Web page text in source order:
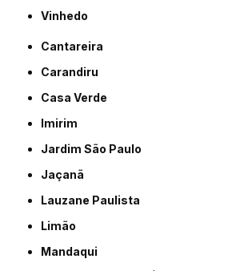
Vinhedo
Cantareira
Carandiru
Casa Verde
Imirim
Jardim São Paulo
Jaçanã
Lauzane Paulista
Limão
Mandaqui